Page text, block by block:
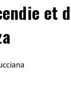
et